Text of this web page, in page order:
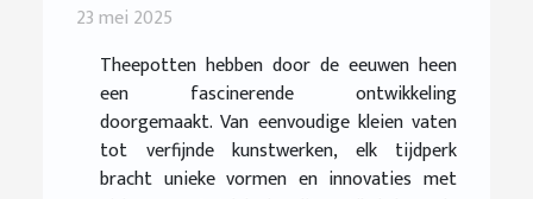
23 mei 2025
Theepotten hebben door de eeuwen heen
een fascinerende ontwikkeling
doorgemaakt. Van eenvoudige kleien vaten
tot verfijnde kunstwerken, elk tijdperk
bracht unieke vormen en innovaties met